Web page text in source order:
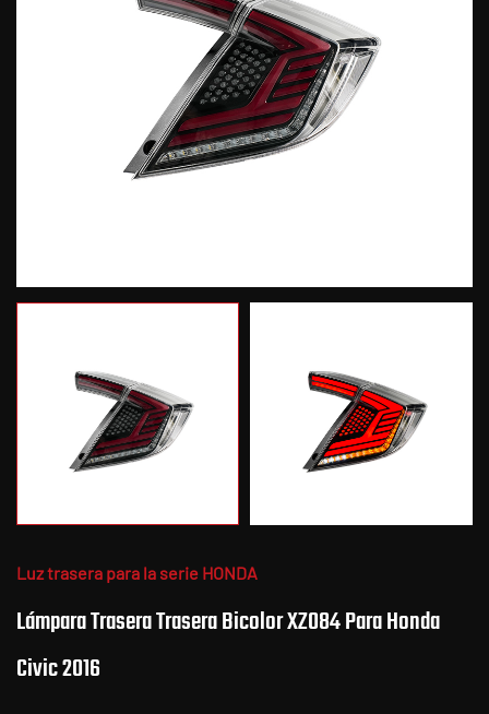
Luz trasera para la serie HONDA
Lámpara Trasera Trasera Bicolor XZ084 Para Honda
Civic 2016